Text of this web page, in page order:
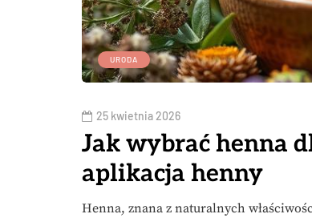
URODA
25 kwietnia 2026
Jak wybrać henna
aplikacja henny
Henna, znana z naturalnych